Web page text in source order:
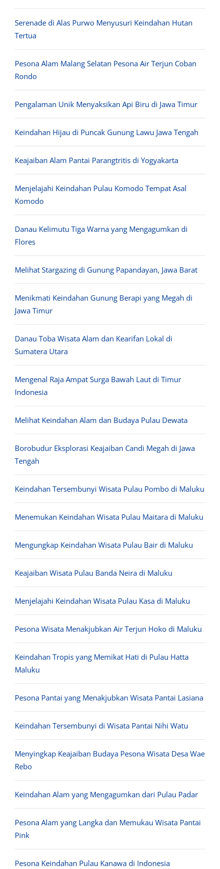
Serenade di Alas Purwo Menyusuri Keindahan Hutan
Tertua
Pesona Alam Malang Selatan Pesona Air Terjun Coban
Rondo
Pengalaman Unik Menyaksikan Api Biru di Jawa Timur
Keindahan Hijau di Puncak Gunung Lawu Jawa Tengah
Keajaiban Alam Pantai Parangtritis di Yogyakarta
Menjelajahi Keindahan Pulau Komodo Tempat Asal
Komodo
Danau Kelimutu Tiga Warna yang Mengagumkan di
Flores
Melihat Stargazing di Gunung Papandayan, Jawa Barat
Menikmati Keindahan Gunung Berapi yang Megah di
Jawa Timur
Danau Toba Wisata Alam dan Kearifan Lokal di
Sumatera Utara
Mengenal Raja Ampat Surga Bawah Laut di Timur
Indonesia
Melihat Keindahan Alam dan Budaya Pulau Dewata
Borobudur Eksplorasi Keajaiban Candi Megah di Jawa
Tengah
Keindahan Tersembunyi Wisata Pulau Pombo di Maluku
Menemukan Keindahan Wisata Pulau Maitara di Maluku
Mengungkap Keindahan Wisata Pulau Bair di Maluku
Keajaiban Wisata Pulau Banda Neira di Maluku
Menjelajahi Keindahan Wisata Pulau Kasa di Maluku
Pesona Wisata Menakjubkan Air Terjun Hoko di Maluku
Keindahan Tropis yang Memikat Hati di Pulau Hatta
Maluku
Pesona Pantai yang Menakjubkan Wisata Pantai Lasiana
Keindahan Tersembunyi di Wisata Pantai Nihi Watu
Menyingkap Keajaiban Budaya Pesona Wisata Desa Wae
Rebo
Keindahan Alam yang Mengagumkan dari Pulau Padar
Pesona Alam yang Langka dan Memukau Wisata Pantai
Pink
Pesona Keindahan Pulau Kanawa di Indonesia